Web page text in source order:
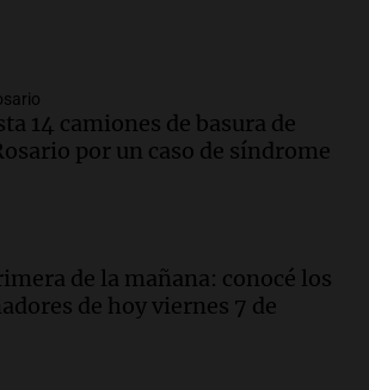
y Perú reanudan
diplomáticas tras nueve
critica represión en
otras noticias nacionales de
14 camiones de basura de
por un caso de síndrome
de la mañana: conocé los
de hoy viernes 7 de